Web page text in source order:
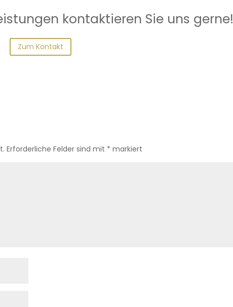
kontaktieren Sie uns gerne!
Zum Kontakt
Erforderliche Felder sind mit * markiert